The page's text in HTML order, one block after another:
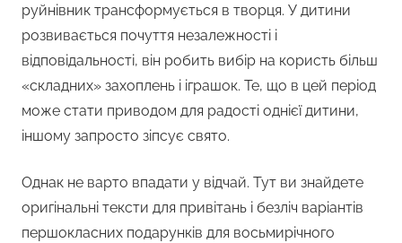
руйнівник трансформується в творця. У дитини
розвивається почуття незалежності і
відповідальності, він робить вибір на користь більш
«складних» захоплень і іграшок. Те, що в цей період
може стати приводом для радості однієї дитини,
іншому запросто зіпсує свято.
Однак не варто впадати у відчай. Тут ви знайдете
оригінальні тексти для привітань і безліч варіантів
першокласних подарунків для восьмирічного